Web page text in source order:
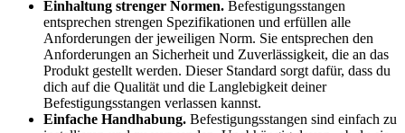
Einhaltung strenger Normen. Befestigungsstangen
entsprechen strengen Spezifikationen und erfüllen alle
Anforderungen der jeweiligen Norm. Sie entsprechen den
Anforderungen an Sicherheit und Zuverlässigkeit, die an das
Produkt gestellt werden. Dieser Standard sorgt dafür, dass du
dich auf die Qualität und die Langlebigkeit deiner
Befestigungsstangen verlassen kannst.
Einfache Handhabung. Befestigungsstangen sind einfach zu